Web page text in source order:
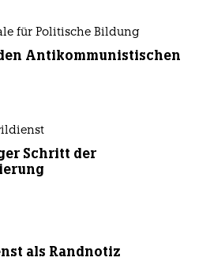
für Politische Bildung
Antikommunistischen
Schritt der
als Randnotiz